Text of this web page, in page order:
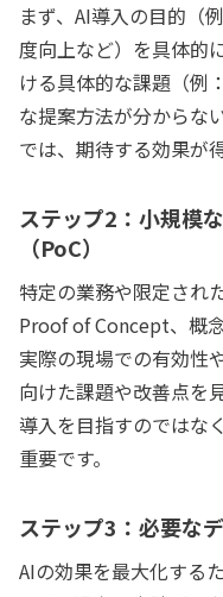
まず、AI導入の目的（
度向上など）を具体的
ける具体的な課題（例
な提案方法が分からな
では、期待する効果が
ステップ2：小規模
（PoC）
特定の業務や限定され
Proof of Concept、概
実際の現場での有効性
向けた課題や改善点を
導入を目指すのではな
重要です。
ステップ3：必要な
AIの効果を最大化する